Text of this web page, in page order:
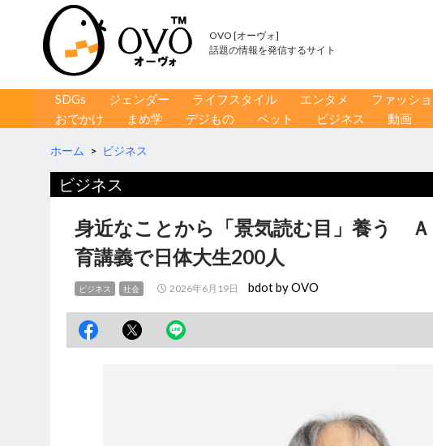
OVO [オーヴォ]
話題の情報を発信するサイト
コンテンツへ移動
SDGs ジェンダー ライフスタイル エンタメ ファッシ
おでかけ
まめ学 デジもの ペット ビジネス 動画
ホーム > ビジネス
ビジネス
身近なことから「景気読む目」養う
育講義で日体大生200人
ビジネス 社会 2026年6月19日 bdot by OVO